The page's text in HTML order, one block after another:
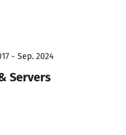
- Sep. 2024
Servers